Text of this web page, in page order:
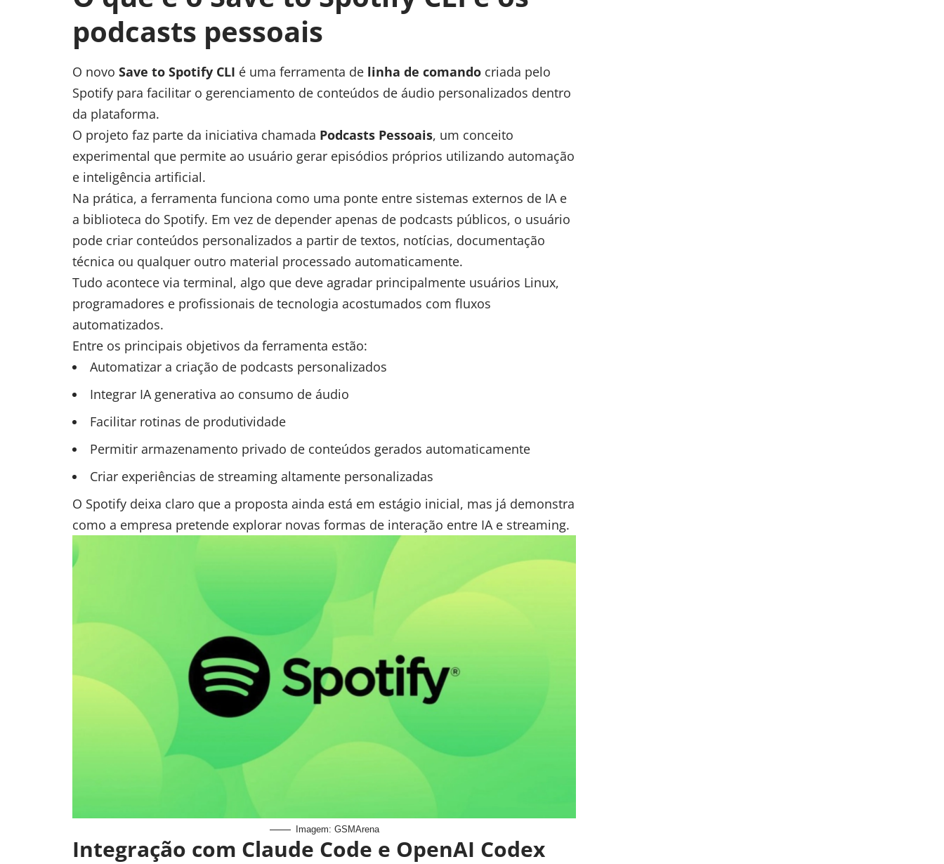
podcasts pessoais
O novo Save to Spotify CLI é uma ferramenta de linha de comando criada pelo
Spotify para facilitar o gerenciamento de conteúdos de áudio personalizados dentro
da plataforma.
O projeto faz parte da iniciativa chamada Podcasts Pessoais, um conceito
experimental que permite ao usuário gerar episódios próprios utilizando automação
e inteligência artificial.
Na prática, a ferramenta funciona como uma ponte entre sistemas externos de IA e
a biblioteca do Spotify. Em vez de depender apenas de podcasts públicos, o usuário
pode criar conteúdos personalizados a partir de textos, notícias, documentação
técnica ou qualquer outro material processado automaticamente.
Tudo acontece via terminal, algo que deve agradar principalmente usuários Linux,
programadores e profissionais de tecnologia acostumados com fluxos
automatizados.
Entre os principais objetivos da ferramenta estão:
Automatizar a criação de podcasts personalizados
Integrar IA generativa ao consumo de áudio
Facilitar rotinas de produtividade
Permitir armazenamento privado de conteúdos gerados automaticamente
Criar experiências de streaming altamente personalizadas
O Spotify deixa claro que a proposta ainda está em estágio inicial, mas já demonstra
como a empresa pretende explorar novas formas de interação entre IA e streaming.
Imagem: GSMArena
Integração com Claude Code e OpenAI Codex